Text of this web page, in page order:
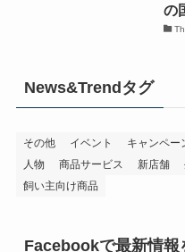
の
News&Trendタグ
その他 イベント キャンペー
人物
商品サービス 新店舗
飼い主向け商品
Facebookで最新情報